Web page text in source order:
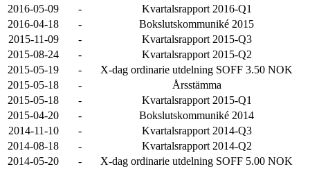
2016-05-09
-
Kvartalsrapport 2016-Q1
2016-04-18
-
Bokslutskommuniké 2015
2015-11-09
-
Kvartalsrapport 2015-Q3
2015-08-24
-
Kvartalsrapport 2015-Q2
2015-05-19
-
X-dag ordinarie utdelning SOFF 3.50 NOK
2015-05-18
-
Årsstämma
2015-05-18
-
Kvartalsrapport 2015-Q1
2015-04-20
-
Bokslutskommuniké 2014
2014-11-10
-
Kvartalsrapport 2014-Q3
2014-08-18
-
Kvartalsrapport 2014-Q2
2014-05-20
-
X-dag ordinarie utdelning SOFF 5.00 NOK